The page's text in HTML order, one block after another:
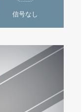
信号なし